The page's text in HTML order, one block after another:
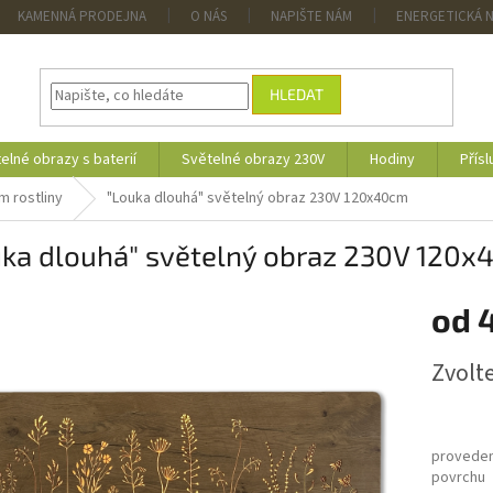
KAMENNÁ PRODEJNA O NÁS NAPIŠTE NÁM ENERGETICKÁ
HLEDAT
obrazy s baterií Světelné obrazy 230V Hodiny
rostliny "Louka dlouhá" světelný obraz 230V 120x40cm
dlouhá" světelný obraz 230V
od
cena:
povrchu